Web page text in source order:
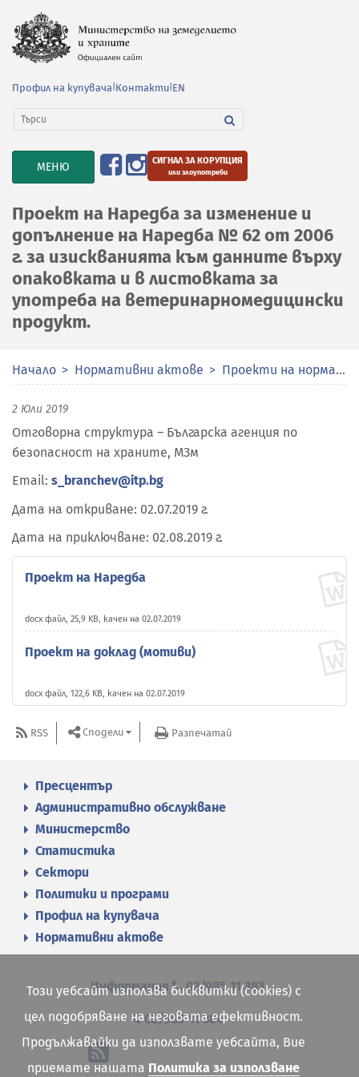
Профил на купувача Контакти EN
TOGGLE
NAVIGATION
МЕНЮ СИГНАЛ ЗА КОРУПЦИЯ
или злоупотреби
Проект на Наредба за изменение и
допълнение на Наредба № 62 от 2006
г. за изискванията към данните върху
опаковката и в листовката за
употреба на ветеринарномедицински
продукт.
Начало Нормативни актове Проекти на нормативни актове
2 Юли 2019
Отговорна структура – Българска агенция по
безопасност на храните, МЗм
Email: s_branchev@itp.bg
Дата на откриване: 02.07.2019 г.
Дата на приключване: 02.08.2019 г.
Проект на Наредба
docx файл, 25,9 KB, качен на 02.07.2019
Проект на доклад (мотиви)
docx файл, 122,6 KB, качен на 02.07.2019
RSS Сподели Разпечатай
Пресцентър
Административно обслужване
Министерство
Статистика
Сектори
Политики и програми
Профил на купувача
Нормативни актове
Информация 02/985 11 383
02/985 11 384
Този уебсайт използва бисквитки (cookies) с
цел подобряване на неговата ефективност.
Продължавайки да използвате уебсайта, Вие
приемате нашата Политика за използване